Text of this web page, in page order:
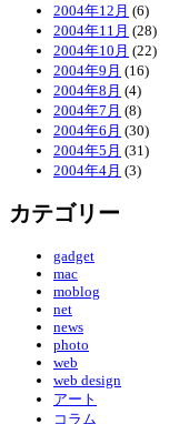
2004年12月 (6)
2004年11月 (28)
2004年10月 (22)
2004年9月 (16)
2004年8月 (4)
2004年7月 (8)
2004年6月 (30)
2004年5月 (31)
2004年4月 (3)
カテゴリー
gadget
mac
moblog
net
news
photo
web
web design
アート
コラム